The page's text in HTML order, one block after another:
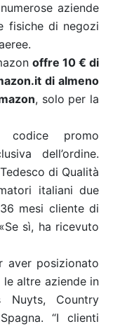
aziende
fisiche di negozi
offre 10 € di
di almeno
, solo per la
codice promo
dell’ordine.
di Qualità
italiani due
mesi cliente di
sì, ha ricevuto
aver posizionato
altre aziende in
Nuyts, Country
“I clienti